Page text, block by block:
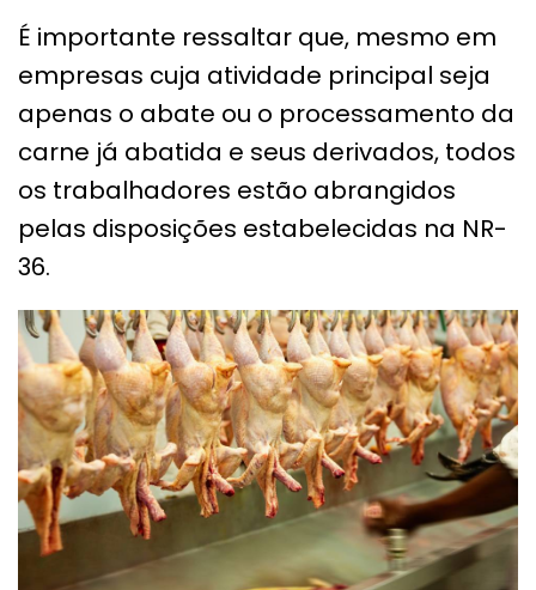
É importante ressaltar que, mesmo em
empresas cuja atividade principal seja
apenas o abate ou o processamento da
carne já abatida e seus derivados, todos
os trabalhadores estão abrangidos
pelas disposições estabelecidas na NR-
36.